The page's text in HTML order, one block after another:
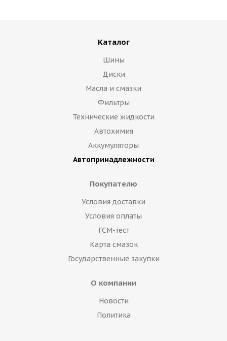
Каталог
Шины
Диски
Масла и смазки
Фильтры
Технические жидкости
Автохимия
Аккумуляторы
Автопринадлежности
Покупателю
Условия доставки
Условия оплаты
ГСМ-тест
Карта смазок
Государственные закупки
О компании
Новости
Политика